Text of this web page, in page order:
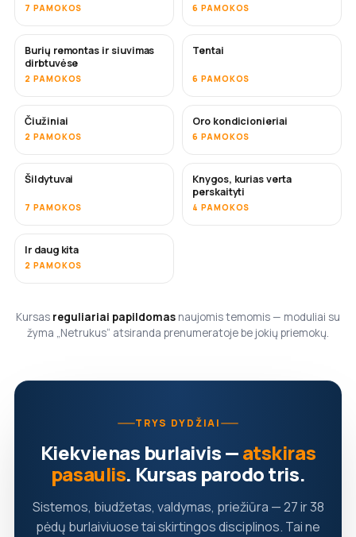
7 PAMOKOS 6 PAMOKOS
NETRUKUS
Burių remontas ir siuvimas
dirbtuvėse
2 PAMOKOS
Tentai
6 PAMOKOS
Čiužiniai
2 PAMOKOS
NETRUKUS
Oro kondicionieriai
6 PAMOKOS
NETRUKUS
Šildytuvai
7 PAMOKOS
NETRUKUS
Knygos, kurias verta
perskaityti
4 PAMOKOS
NETRUKUS
Ir daug kita
2 PAMOKOS
Kursas reguliariai papildomas naujomis temomis — moduliai su
žyma „Netrukus“ atsiranda prenumeratoje be jokių priemokų.
TRYS DYDŽIAI
Kiekvienas burlaivis —atskiras
pasaulis. Kursas parodo tris.
Sistemos, biudžetas, valdymas, priežiūra — 27 ir 38
pėdų burlaiviuose tai skirtingos disciplinos. Tai ne